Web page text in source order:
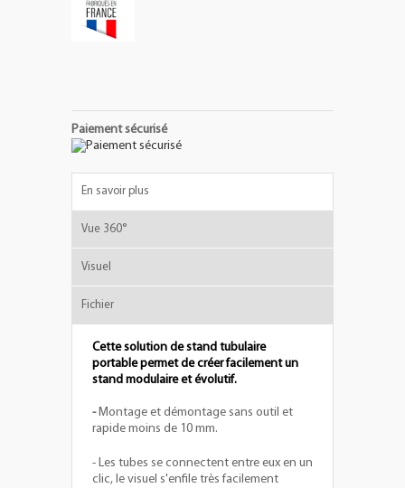
Paiement sécurisé
En savoir plus
Vue 360°
Visuel
Fichier
Cette solution de stand tubulaire
portable permet de créer facilement un
stand modulaire et évolutif.
- Montage et démontage sans outil et
rapide moins de 10 mm.
- Les tubes se connectent entre eux en un
clic, le visuel s'enfile très facilement